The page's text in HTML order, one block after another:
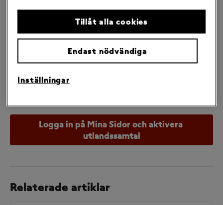
Du kan logga in på Mina Sidor > Hantera mitt
abonnemang och aktivera eller deaktivera
tjänsten dygnet runt.
Logga in på Mina Sidor och aktivera
utlandssamtal
Relaterade artiklar
Inställningar
Endast nödvändiga
Tillåt alla cookies